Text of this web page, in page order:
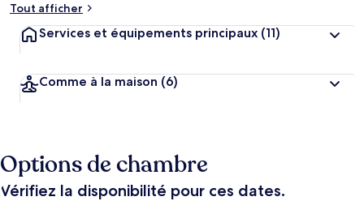
Tout afficher
Services et équipements principaux (11)
Comme à la maison (6)
Options de chambre
Vérifiez la disponibilité pour ces dates.